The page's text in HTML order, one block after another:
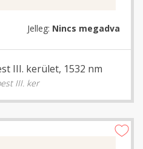
Jelleg: Nincs megadva
III. kerület, 1532 nm
III. ker